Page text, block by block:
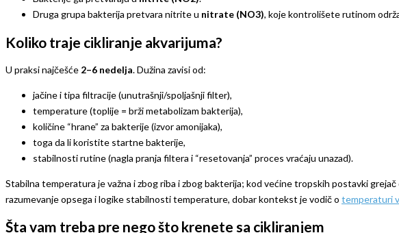
Druga grupa bakterija pretvara nitrite u nitrate (NO3), koje kontrolišete rutinom
Koliko traje cikliranje akvarijuma?
U praksi najčešće 2–6 nedelja. Dužina zavisi od:
jačine i tipa filtracije (unutrašnji/spoljašnji filter),
temperature (toplije = brži metabolizam bakterija),
količine “hrane” za bakterije (izvor amonijaka),
toga da li koristite startne bakterije,
stabilnosti rutine (nagla pranja filtera i “resetovanja” proces vraćaju unazad).
Stabilna temperatura je važna i zbog riba i zbog bakterija; kod većine tropskih postavki
razumevanje opsega i logike stabilnosti temperature, dobar kontekst je vodič o temperaturi
Šta vam treba pre nego što krenete sa cikliranjem